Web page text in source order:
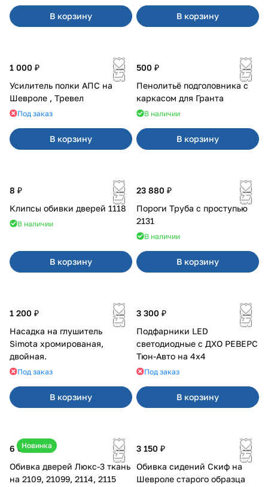
В корзину В корзину
1 000 ₽
Усилитель полки АПС на
Шевроле , Тревел
Под заказ
В корзину
500 ₽
Пенолитьё подголовника с
каркасом для Гранта
В наличии
В корзину
8 ₽
Клипсы обивки дверей 1118
В наличии
В корзину
23 880 ₽
Пороги Труба с проступью
2131
В наличии
В корзину
1 200 ₽
Насадка на глушитель
Simota хромированая,
двойная.
Под заказ
В корзину
3 300 ₽
Подфарники LED
светодиодные с ДХО РЕВЕРС
Тюн-Авто на 4x4
Под заказ
В корзину
Новинка
6 000 ₽
Обивка дверей Люкс-3 ткань
на 2109, 21099, 2114, 2115
3 150 ₽
Обивка сидений Скиф на
Шевроле старого образца